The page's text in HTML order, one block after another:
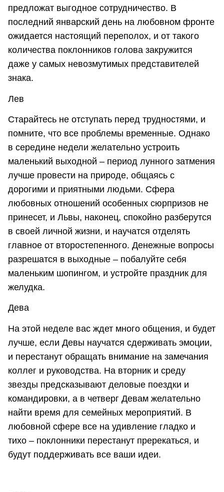
предложат выгодное сотрудничество. В
последний январский день на любовном фронте
ожидается настоящий переполох, и от такого
количества поклонников голова закружится
даже у самых невозмутимых представителей
знака.
Лев
Старайтесь не отступать перед трудностями, и
помните, что все проблемы временные. Однако
в середине недели желательно устроить
маленький выходной – период лунного затмения
лучше провести на природе, общаясь с
дорогими и приятными людьми. Сфера
любовных отношений особенных сюрпризов не
принесет, и Львы, наконец, спокойно разберутся
в своей личной жизни, и научатся отделять
главное от второстепенного. Денежные вопросы
разрешатся в выходные – побалуйте себя
маленьким шопингом, и устройте праздник для
желудка.
Дева
На этой неделе вас ждет много общения, и будет
лучше, если Девы научатся сдерживать эмоции,
и перестанут обращать внимание на замечания
коллег и руководства. На вторник и среду
звезды предсказывают деловые поездки и
командировки, а в четверг Девам желательно
найти время для семейных мероприятий. В
любовной сфере все на удивление гладко и
тихо – поклонники перестанут пререкаться, и
будут поддерживать все ваши идеи.